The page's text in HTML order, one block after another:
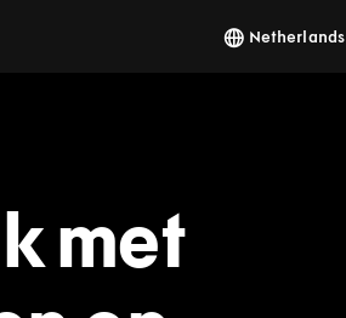
Netherlands
met